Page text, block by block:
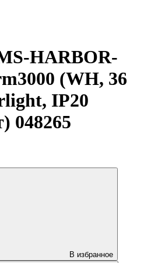
HARBOR-
(WH, 36
IP20
048265
В избранное